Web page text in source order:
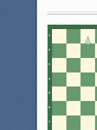
1
2
3
4
5
6
7